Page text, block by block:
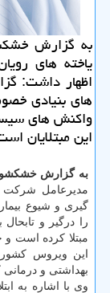
به گزارش
اظهار داشت:
های بنیادی
واكنش های
این مبتلایان
به گزارش
مدیرعامل شركت
را درگیر و
مبتلا كرده است و
این ویروس
بهداشتی و